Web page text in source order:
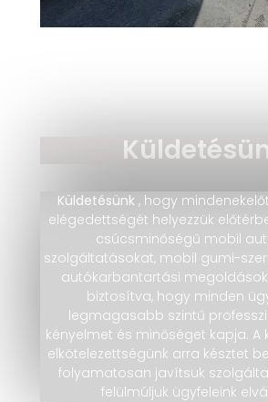
Küldetésünk , hogy
elégedettségét helyezzük
csúcsminőségű mobil
szolgáltatásokat, mobil gumi-
autókarbantartási
biztosítva, hogy minden
legmagasabb szintű
kényelmet és minőséget kapja. A
elkötelezettségünk arra késztet
folyamatosan javítsuk
felülmúljuk ügyfeleink